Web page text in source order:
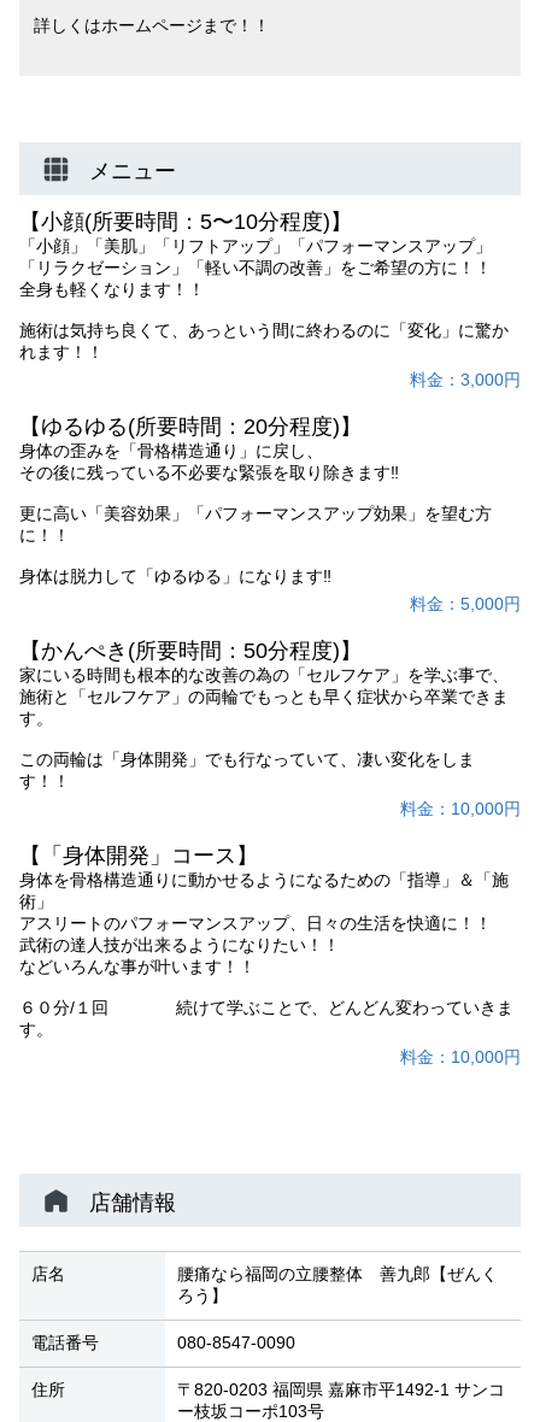
詳しくはホームページまで！！
メニュー
【小顔(所要時間：5〜10分程度)】
「小顔」「美肌」「リフトアップ」「パフォーマンスアップ」
「リラクゼーション」「軽い不調の改善」をご希望の方に！！
全身も軽くなります！！
施術は気持ち良くて、あっという間に終わるのに「変化」に驚か
れます！！
料金：3,000円
【ゆるゆる(所要時間：20分程度)】
身体の歪みを「骨格構造通り」に戻し、
その後に残っている不必要な緊張を取り除きます‼︎
更に高い「美容効果」「パフォーマンスアップ効果」を望む方
に！！
身体は脱力して「ゆるゆる」になります‼︎
料金：5,000円
【かんぺき(所要時間：50分程度)】
家にいる時間も根本的な改善の為の「セルフケア」を学ぶ事で、
施術と「セルフケア」の両輪でもっとも早く症状から卒業できま
す。
この両輪は「身体開発」でも行なっていて、凄い変化をしま
す！！
料金：10,000円
【「身体開発」コース】
身体を骨格構造通りに動かせるようになるための「指導」＆「施
術」
アスリートのパフォーマンスアップ、日々の生活を快適に！！
武術の達人技が出来るようになりたい！！
などいろんな事が叶います！！
６０分/１回 続けて学ぶことで、どんどん変わっていきま
す。
料金：10,000円
店舗情報
店名
腰痛なら福岡の立腰整体 善九郎【ぜんく
ろう】
電話番号 080-8547-0090
住所
〒820-0203 福岡県 嘉麻市平1492-1 サンコ
ー枝坂コーポ103号